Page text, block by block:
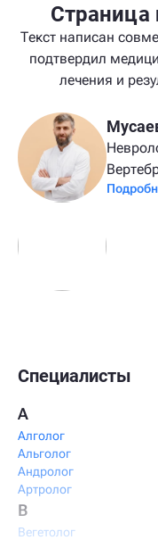
Страница
Текст написан
подтвердил
лечения и
Специалисты
А
Алголог
Альголог
Андролог
Артролог
В
Вегетолог